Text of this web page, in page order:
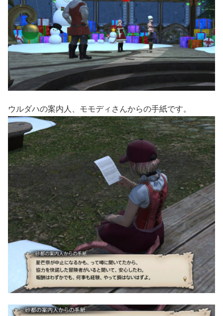
ウルダハの案内人、モモディさんからの手紙です。